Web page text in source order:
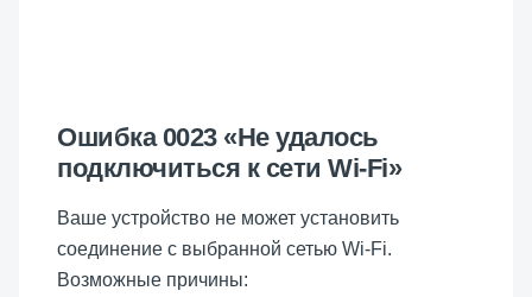
Ошибка 0023 «Не удалось
подключиться к сети Wi-Fi»
Ваше устройство не может установить
соединение с выбранной сетью Wi-Fi.
Возможные причины: